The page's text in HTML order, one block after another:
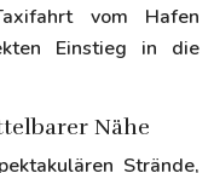
vom Hafen
Einstieg in die
Nähe
Strände,